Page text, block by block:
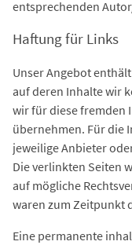
entsprechenden
Haftung für Links
Unser Angebot
auf deren Inhalte wir
wir für diese fremden
übernehmen. Für die
jeweilige Anbieter
Die verlinkten Seiten
auf mögliche
waren zum Zeitpunkt
Eine permanente